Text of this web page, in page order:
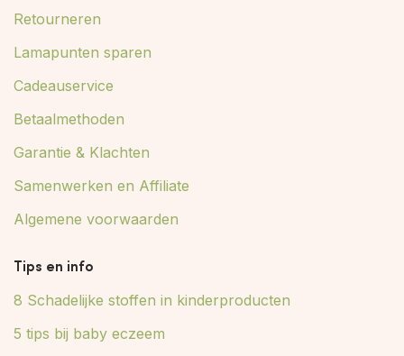
Retourneren
Lamapunten sparen
Cadeauservice
Betaalmethoden
Garantie & Klachten
Samenwerken en Affiliate
Algemene voorwaarden
Tips en info
8 Schadelijke stoffen in kinderproducten
5 tips bij baby eczeem